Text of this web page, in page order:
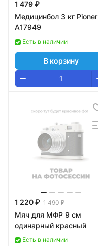
1 479 ₽
Медицинбол 3 кг Pioner
A17949
Есть в наличии
В корзину
1 220 ₽ 1 490 ₽
Мяч для МФР 9 см
одинарный красный
Есть в наличии